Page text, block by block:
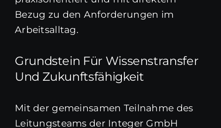
Bezug zu den Anforderungen im
Arbeitsalltag.
Grundstein Für Wissenstransfer
Und Zukunftsfähigkeit
Mit der gemeinsamen Teilnahme des
Leitungsteams der Integer GmbH